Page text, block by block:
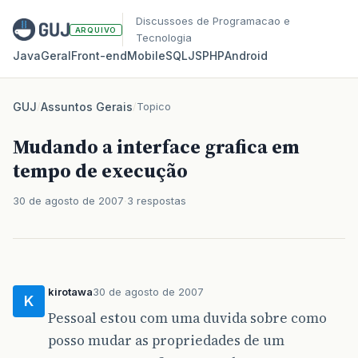
ARQUIVO
Discussoes de Programacao e
Tecnologia
JavaGeralFront‑endMobileSQLJSPHPAndroid
GUJ/Assuntos Gerais/Topico
Mudando a interface grafica em
tempo de execução
30 de agosto de 2007 3 respostas
K
kirotawa30 de agosto de 2007
Pessoal estou com uma duvida sobre como
posso mudar as propriedades de um